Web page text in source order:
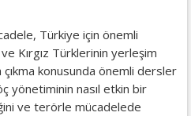
Türkiye için önemli
Kırgız Türklerinin yerleşim
konusunda önemli dersler
yönetiminin nasıl etkin bir
ve terörle mücadelede